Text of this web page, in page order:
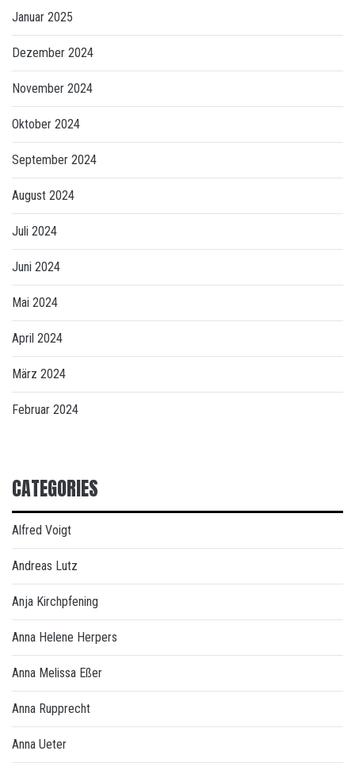
Januar 2025
Dezember 2024
November 2024
Oktober 2024
September 2024
August 2024
Juli 2024
Juni 2024
Mai 2024
April 2024
März 2024
Februar 2024
CATEGORIES
Alfred Voigt
Andreas Lutz
Anja Kirchpfening
Anna Helene Herpers
Anna Melissa Eßer
Anna Rupprecht
Anna Ueter